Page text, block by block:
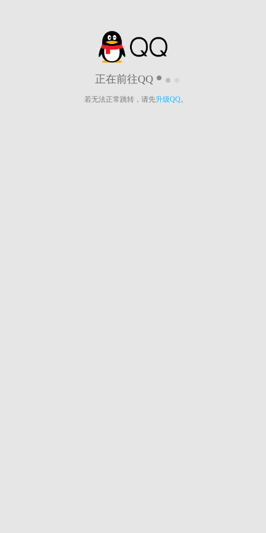
正在前往QQ
若无法正常跳转，请先升级QQ。